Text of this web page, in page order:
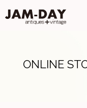
ONLINE